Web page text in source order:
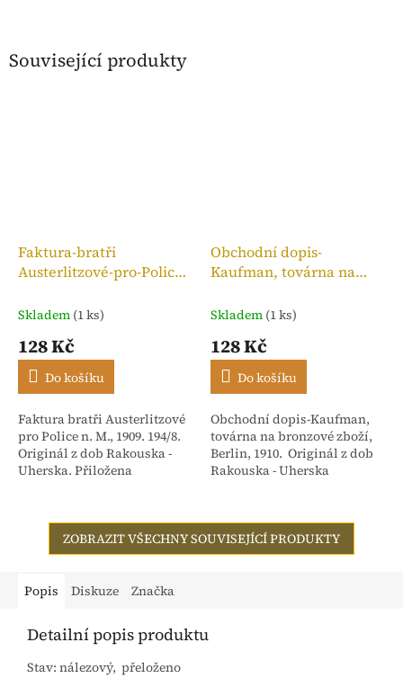
Související produkty
Faktura-bratři
Austerlitzové-pro-Police
Skladem (1 ks)
128 Kč
Do košíku
Faktura bratři Austerlitzové
pro Police n. M., 1909. 194/8.
Originál z dob Rakouska -
Uherska. Přiložena
dříve Isac...
Obchodní dopis-
Kaufman, továrna na
Skladem (1 ks)
128 Kč
Do košíku
Obchodní dopis-Kaufman,
továrna na bronzové zboží,
Berlin, 1910. Originál z dob
Rakouska - Uherska
ZOBRAZIT VŠECHNY SOUVISEJÍCÍ PRODUKTY
Popis Diskuze Značka
Detailní popis produktu
Stav: nálezový, přeloženo